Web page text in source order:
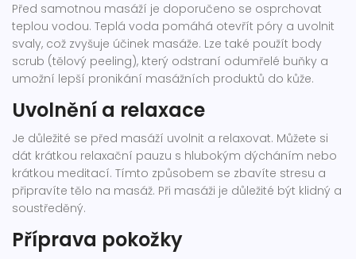
Před samotnou masáží je doporučeno se osprchovat
teplou vodou. Teplá voda pomáhá otevřít póry a uvolnit
svaly, což zvyšuje účinek masáže. Lze také použít body
scrub (tělový peeling), který odstraní odumřelé buňky a
umožní lepší pronikání masážních produktů do kůže.
Uvolnění a relaxace
Je důležité se před masáží uvolnit a relaxovat. Můžete si
dát krátkou relaxační pauzu s hlubokým dýcháním nebo
krátkou meditací. Tímto způsobem se zbavíte stresu a
připravíte tělo na masáž. Při masáži je důležité být klidný a
soustředěný.
Příprava pokožky